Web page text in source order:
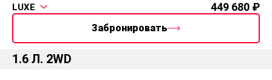
LUXE 449 680
Забронировать
1.6 Л. 2WD